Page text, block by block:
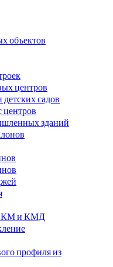
объектов
центров
садов
центров
зданий
КМ и КМД
профиля из